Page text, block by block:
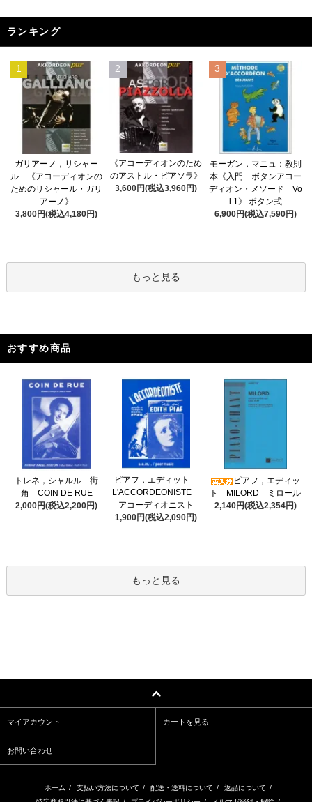
ランキング
1
ガリアーノ，リシャー
ル 《アコーディオンの
ためのリシャール・ガリ
アーノ》
3,800円(税込4,180円)
2
《アコーディオンのため
のアストル・ピアソラ》
3,600円(税込3,960円)
3
モーガン，マニュ：教則
本《入門 ボタンアコー
ディオン・メソード Vo
l.1》 ボタン式
6,900円(税込7,590円)
もっと見る
おすすめ商品
トレネ，シャルル 街
角 COIN DE RUE
2,000円(税込2,200円)
ピアフ，エディット
L'ACCORDEONISTE
アコーディオニスト
1,900円(税込2,090円)
ピアフ，エディッ
ト MILORD ミロール
2,140円(税込2,354円)
もっと見る
マイアカウント カートを見る
お問い合わせ
ホーム / 支払い方法について / 配送・送料について / 返品について /